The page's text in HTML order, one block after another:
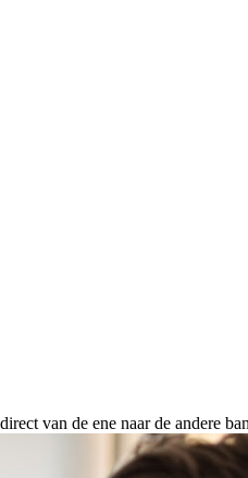
van de ene naar de andere